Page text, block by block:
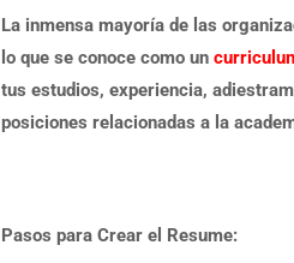
La inmensa mayoría de las
lo que se conoce como un
tus estudios, experiencia,
posiciones relacionadas a la
Pasos para Crear el Resume: